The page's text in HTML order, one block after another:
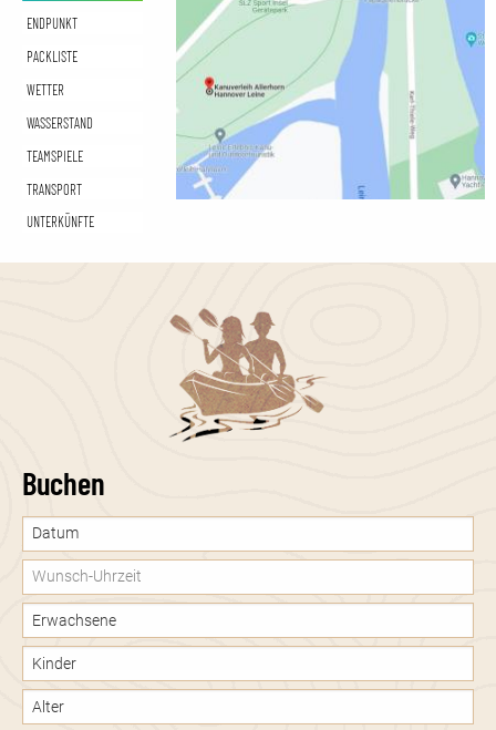
ENDPUNKT
PACKLISTE
WETTER
WASSERSTAND
TEAMSPIELE
TRANSPORT
UNTERKÜNFTE
Buchen
Datum:
Date